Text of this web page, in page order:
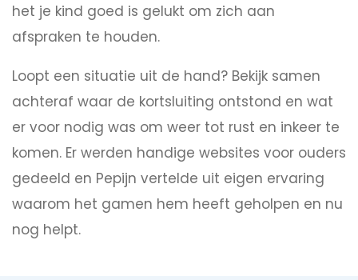
het je kind goed is gelukt om zich aan
afspraken te houden.
Loopt een situatie uit de hand? Bekijk samen
achteraf waar de kortsluiting ontstond en wat
er voor nodig was om weer tot rust en inkeer te
komen. Er werden handige websites voor ouders
gedeeld en Pepijn vertelde uit eigen ervaring
waarom het gamen hem heeft geholpen en nu
nog helpt.